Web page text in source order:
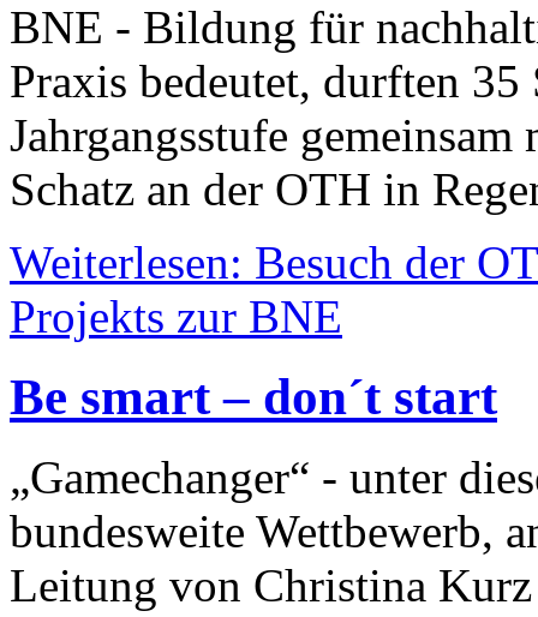
BNE - Bildung für
Praxis bedeutet, durften
Jahrgangsstufe
Schatz an der OTH in
Weiterlesen: Besuch der
Projekts zur BNE
Be smart – don´t start
„Gamechanger“ - unter
bundesweite Wettbewerb,
Leitung von Christina